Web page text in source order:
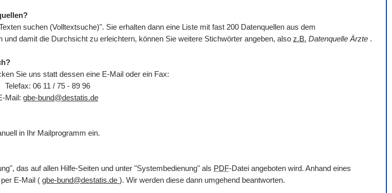
suchen (Volltextsuche)". Sie erhalten dann eine Liste mit fast 200 Datenquellen aus dem
damit die Durchsicht zu erleichtern, können Sie weitere Stichwörter angeben, also z.B. Datenquelle Ärzte .
Sie uns statt dessen eine E-Mail oder ein Fax:
Telefax: 06 11 / 75 - 89 96
Mail: gbe-bund@destatis.de
in Ihr Mailprogramm ein.
das auf allen Hilfe-Seiten und unter "Systembedienung" als PDF-Datei angeboten wird. Anhand eines
E-Mail ( gbe-bund@destatis.de ). Wir werden diese dann umgehend beantworten.